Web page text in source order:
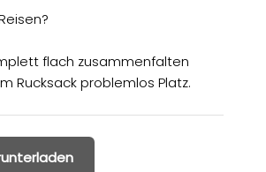
flach zusammenfalten
Rucksack problemlos Platz.